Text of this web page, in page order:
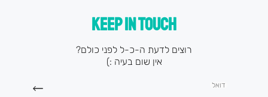
KEEP IN TOUCH
רוצים לדעת ה-כ-ל לפני כולם?
אין שום בעיה :)
דואל